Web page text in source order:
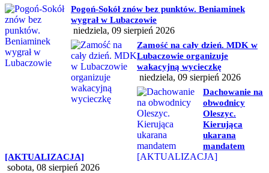
Pogoń-Sokół znów bez punktów. Beniaminek
wygrał w Lubaczowie
niedziela, 09 sierpień 2026
Zamość na cały dzień. MDK w
Lubaczowie organizuje
wakacyjną wycieczkę
niedziela, 09 sierpień 2026
Dachowanie na
obwodnicy
Oleszyc.
Kierująca
ukarana
mandatem
[AKTUALIZACJA]
sobota, 08 sierpień 2026